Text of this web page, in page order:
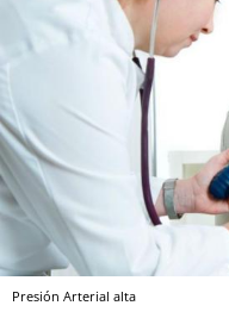
Presión Arterial alta